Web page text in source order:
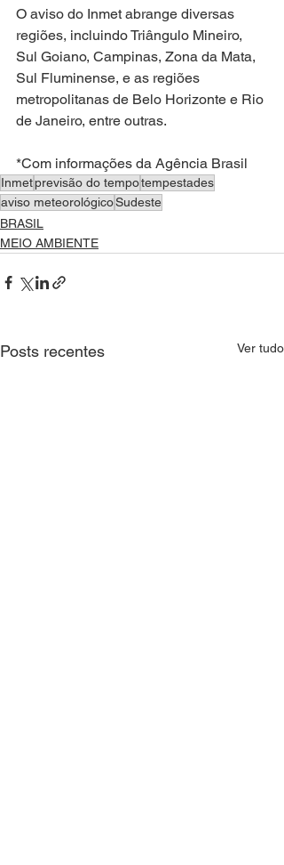
O aviso do Inmet abrange diversas
regiões, incluindo Triângulo Mineiro,
Sul Goiano, Campinas, Zona da Mata,
Sul Fluminense, e as regiões
metropolitanas de Belo Horizonte e Rio
de Janeiro, entre outras.
*Com informações da Agência Brasil
Inmetprevisão do tempotempestades
aviso meteorológicoSudeste
BRASIL
MEIO AMBIENTE
Posts recentes Ver tudo